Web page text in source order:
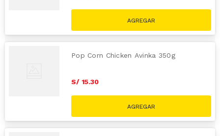
Pop Corn Chicken Avinka 350g
S/ 15.30